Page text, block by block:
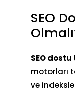
SEO
SEO
motorları
ve